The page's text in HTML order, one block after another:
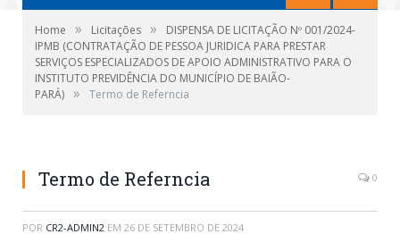
Home » Licitações »
DISPENSA DE LICITAÇÃO Nº 001/2024-
IPMB (CONTRATAÇÃO DE PESSOA JURIDICA PARA PRESTAR
SERVIÇOS ESPECIALIZADOS DE APOIO ADMINISTRATIVO PARA O
INSTITUTO PREVIDÊNCIA DO MUNICÍPIO DE BAIÃO-
PARÁ) » Termo de Referncia
Termo de Referncia 0
POR CR2-ADMIN2 EM 26 DE SETEMBRO DE 2024